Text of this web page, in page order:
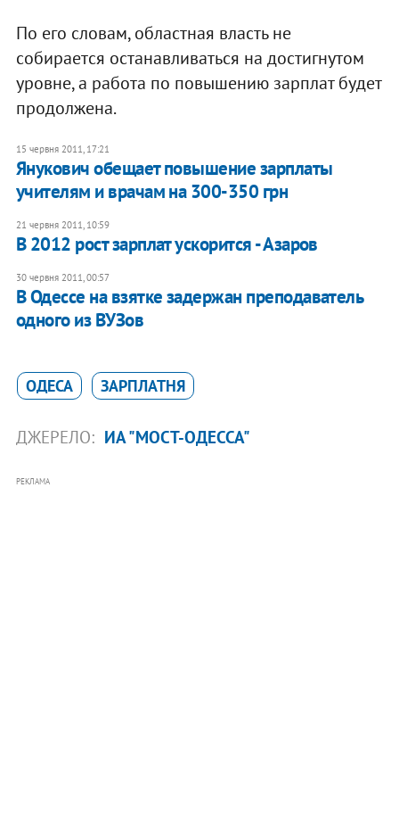
По его словам, областная власть не
собирается останавливаться на достигнутом
уровне, а работа по повышению зарплат будет
продолжена.
15 червня 2011, 17:21
Янукович обещает повышение зарплаты
учителям и врачам на 300-350 грн
21 червня 2011, 10:59
В 2012 рост зарплат ускорится - Азаров
30 червня 2011, 00:57
В Одессе на взятке задержан преподаватель
одного из ВУЗов
ОДЕСА ЗАРПЛАТНЯ
ДЖЕРЕЛО: ИА "МОСТ-ОДЕССА"
РЕКЛАМА